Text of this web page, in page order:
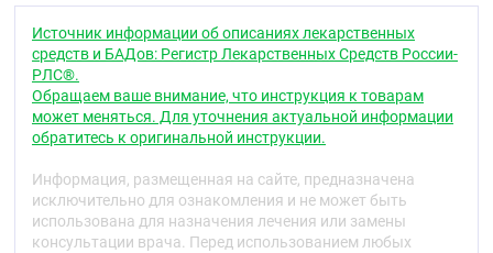
вторичные бактериальные инфекции. Обладает
противовоспалительным действием, которое
способствует быстрому исчезновению симптомов
воспаления, особенно зуда.
Фармакокинетика
При наружном применении нафтифин хорошо
проникает в кожу, создавая устойчивые
противогрибковые концентрации в различных её
областях, что делает возможным его применение
один раз в день.
Источник информации об описаниях лекарственных
средств и БАДов: Регистр Лекарственных Средств России-
РЛС®.
Обращаем ваше внимание, что инструкция к товарам
может меняться. Для уточнения актуальной информации
обратитесь к оригинальной инструкции.
Информация, размещенная на сайте, предназначена
исключительно для ознакомления и не может быть
использована для назначения лечения или замены
консультации врача. Перед использованием любых